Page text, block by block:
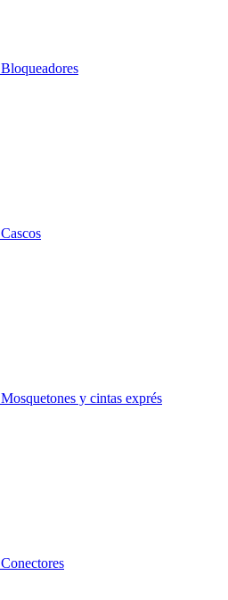
Bloqueadores
Cascos
Mosquetones y cintas exprés
Conectores